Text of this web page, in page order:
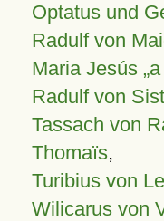
Optatus und
Radulf von
Maria Jesús „a
Radulf von
Tassach von
Thomaïs,
Turibius von
Wilicarus von